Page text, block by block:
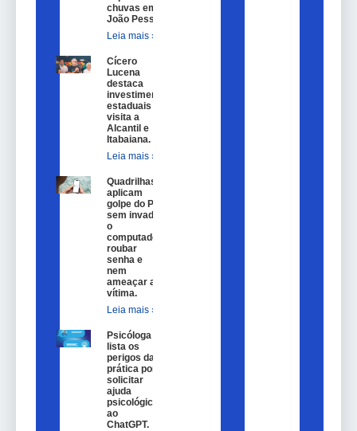
chuvas em
João Pessoa.
Leia mais »
Cícero
Lucena
destaca
investimentos
estaduais em
visita a
Alcantil e
Itabaiana.
Leia mais »
Quadrilhas
aplicam
golpe do Pix
sem invadir
o
computador,
roubar
senha e
nem
ameaçar a
vítima.
Leia mais »
Psicóloga
lista os
perigos da
prática por
solicitar
ajuda
psicológica
ao
ChatGPT.